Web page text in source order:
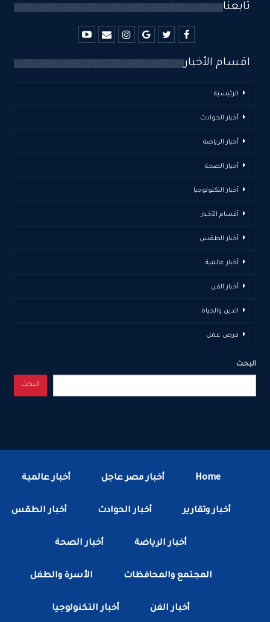
تابعنا
اقسام الأخبار
الرئيسية
أخبار الحوادث
أخبار الرياضة
أخبار الصحة
أخبار التكنولوجيا
أقسام الأخبار
أخبار الطقس
أخبار عالمية
أخبار الفن
الدين والحياة
فرص عمل
البحث
البحث
Home أخبار مصر عاجل أخبار عالمية
أخبار وتقارير أخبار الحوادث أخبار الطقس
أخبار الرياضة أخبار الصحة
المجتمع والمحافظات الأسرة والطفل
أخبار الفن أخبار التكنولوجيا